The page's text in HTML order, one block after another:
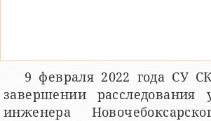
9 февраля 2022 года СУ
завершении
инженера